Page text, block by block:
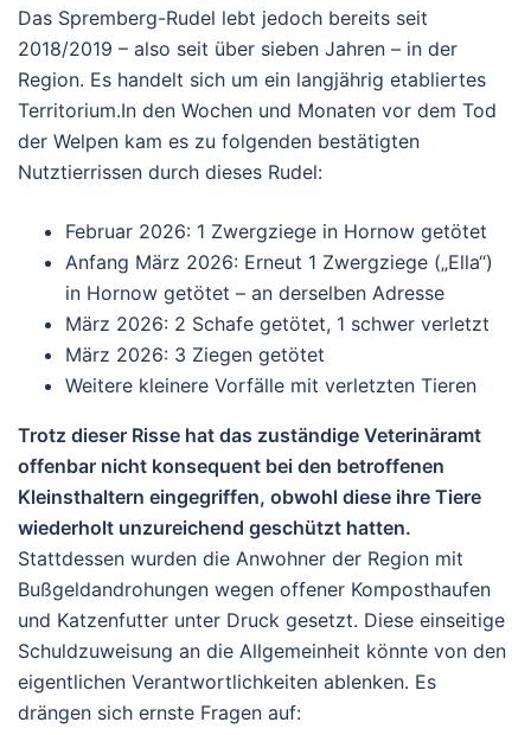
Das Spremberg-Rudel lebt jedoch bereits seit
2018/2019 – also seit über sieben Jahren – in der
Region. Es handelt sich um ein langjährig etabliertes
Territorium.In den Wochen und Monaten vor dem Tod
der Welpen kam es zu folgenden bestätigten
Nutztierrissen durch dieses Rudel:
Februar 2026: 1 Zwergziege in Hornow getötet
Anfang März 2026: Erneut 1 Zwergziege („Ella“)
in Hornow getötet – an derselben Adresse
März 2026: 2 Schafe getötet, 1 schwer verletzt
März 2026: 3 Ziegen getötet
Weitere kleinere Vorfälle mit verletzten Tieren
Trotz dieser Risse hat das zuständige Veterinäramt
offenbar nicht konsequent bei den betroffenen
Kleinsthaltern eingegriffen, obwohl diese ihre Tiere
wiederholt unzureichend geschützt hatten.
Stattdessen wurden die Anwohner der Region mit
Bußgeldandrohungen wegen offener Komposthaufen
und Katzenfutter unter Druck gesetzt. Diese einseitige
Schuldzuweisung an die Allgemeinheit könnte von den
eigentlichen Verantwortlichkeiten ablenken. Es
drängen sich ernste Fragen auf: